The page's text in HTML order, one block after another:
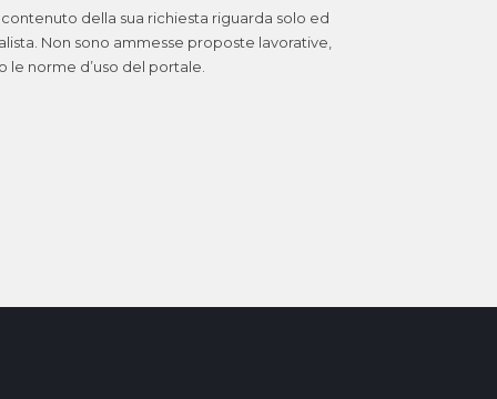
della sua richiesta riguarda solo ed
Non sono ammesse proposte lavorative,
norme d’uso del portale.